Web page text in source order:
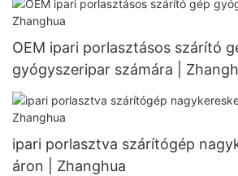
OEM ipari porlasztásos szárító
gyógyszeripar számára |
ipari porlasztva szárítógép
áron | Zhanghua